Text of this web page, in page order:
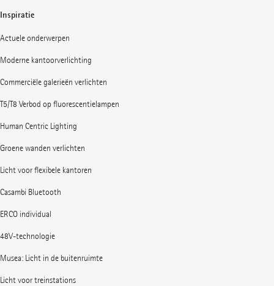
Inspiratie
Actuele onderwerpen
Moderne kantoorverlichting
Commerciële galerieën verlichten
T5/T8 Verbod op fluorescentielampen
Human Centric Lighting
Groene wanden verlichten
Licht voor flexibele kantoren
Casambi Bluetooth
ERCO individual
48V-technologie
Musea: Licht in de buitenruimte
Licht voor treinstations